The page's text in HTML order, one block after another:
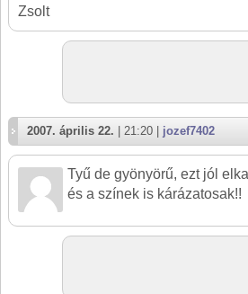
Zsolt
2007. április 22. | 21:20 | jozef7402
Tyű de gyönyörű, ezt jól
és a színek is kárázatosak!!